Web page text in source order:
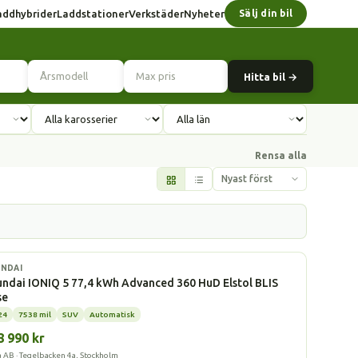
LaddstationerVerkstäderNyheter Sälj din bil
Hitta bil →
Rensa alla
IONIQ 5 77,4 kWh Advanced 360 HuD Elstol BLIS
7538 mil SUV Automatisk
990 kr
AB · Tegelbacken 4a, Stockholm